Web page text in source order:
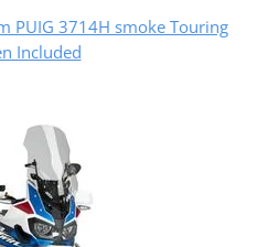
PUIG 3714H smoke Touring
Included